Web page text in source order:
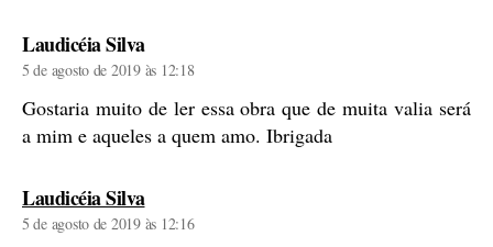
Laudicéia Silvadiz:
5 de agosto de 2019 às 12:18
Gostaria muito de ler essa obra que de muita valia será
a mim e aqueles a quem amo. Ibrigada
Laudicéia Silvadiz:
5 de agosto de 2019 às 12:16